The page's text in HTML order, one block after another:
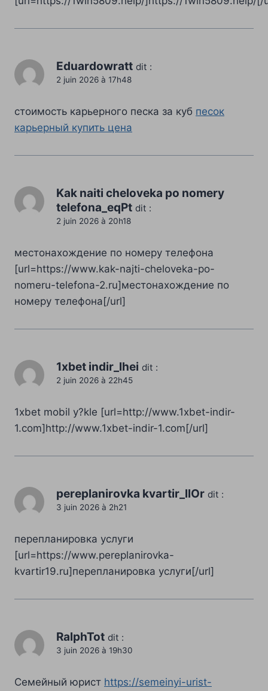
Eduardowratt dit :
2 juin 2026 à 17h48
стоимость карьерного песка за куб песок
карьерный купить цена
Kak naiti cheloveka po nomery
telefona_eqPt dit :
2 juin 2026 à 20h18
местонахождение по номеру телефона
[url=https://www.kak-najti-cheloveka-po-
nomeru-telefona-2.ru]местонахождение по
номеру телефона[/url]
1xbet indir_lhei dit :
2 juin 2026 à 22h45
1xbet mobil y?kle [url=http://www.1xbet-indir-
1.com]http://www.1xbet-indir-1.com[/url]
pereplanirovka kvartir_llOr dit :
3 juin 2026 à 2h21
перепланировка услуги
[url=https://www.pereplanirovka-
kvartir19.ru]перепланировка услуги[/url]
RalphTot dit :
3 juin 2026 à 19h30
Семейный юрист https://semeinyi-urist-